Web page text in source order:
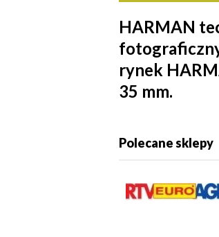
HARMAN
rynek
35 mm.
Polecane sklepy